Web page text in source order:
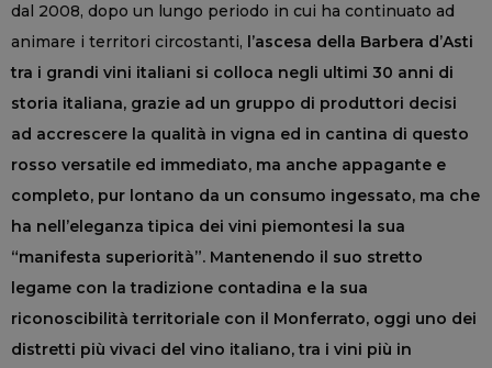
dal 2008, dopo un lungo periodo in cui ha continuato ad
animare i territori circostanti, l’ascesa della Barbera d’Asti
tra i grandi vini italiani si colloca negli ultimi 30 anni di
storia italiana, grazie ad un gruppo di produttori decisi
ad accrescere la qualità in vigna ed in cantina di questo
rosso versatile ed immediato, ma anche appagante e
completo, pur lontano da un consumo ingessato, ma che
ha nell’eleganza tipica dei vini piemontesi la sua
“manifesta superiorità”. Mantenendo il suo stretto
legame con la tradizione contadina e la sua
riconoscibilità territoriale con il Monferrato, oggi uno dei
distretti più vivaci del vino italiano, tra i vini più in